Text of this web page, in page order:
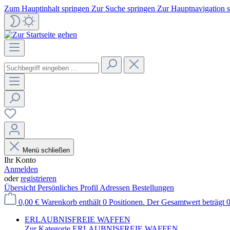
Zum Hauptinhalt springen Zur Suche springen Zur Hauptnavigation
Menü schließen
Ihr Konto
Anmelden
oderregistrieren
Übersicht Persönliches Profil Adressen Bestellungen
0,00 € Warenkorb enthält 0 Positionen. Der Gesamtwert beträgt
ERLAUBNISFREIE WAFFEN